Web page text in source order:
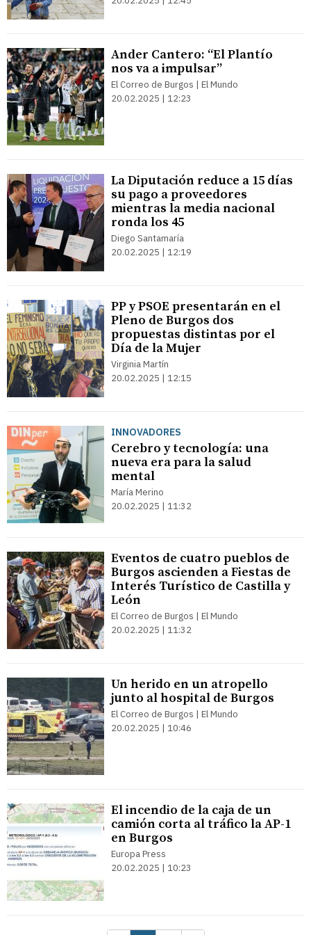
Ander Cantero: “El Plantío
nos va a impulsar”
El Correo de Burgos | El Mundo
20.02.2025 | 12:23
La Diputación reduce a 15 días
su pago a proveedores
mientras la media nacional
ronda los 45
Diego Santamaría
20.02.2025 | 12:19
PP y PSOE presentarán en el
Pleno de Burgos dos
propuestas distintas por el
Día de la Mujer
Virginia Martín
20.02.2025 | 12:15
INNOVADORES
Cerebro y tecnología: una
nueva era para la salud
mental
María Merino
20.02.2025 | 11:32
Eventos de cuatro pueblos de
Burgos ascienden a Fiestas de
Interés Turístico de Castilla y
León
El Correo de Burgos | El Mundo
20.02.2025 | 11:32
Un herido en un atropello
junto al hospital de Burgos
El Correo de Burgos | El Mundo
20.02.2025 | 10:46
El incendio de la caja de un
camión corta al tráfico la AP-1
en Burgos
Europa Press
20.02.2025 | 10:23